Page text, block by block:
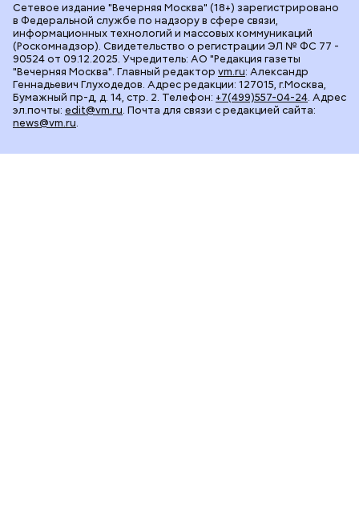
Сетевое издание "Вечерняя Москва" (18+) зарегистрировано
в Федеральной службе по надзору в сфере связи,
информационных технологий и массовых коммуникаций
(Роскомнадзор). Свидетельство о регистрации ЭЛ № ФС 77 -
90524 от 09.12.2025. Учредитель: АО "Редакция газеты
"Вечерняя Москва". Главный редактор vm.ru: Александр
Геннадьевич Глуходедов. Адрес редакции: 127015, г.Москва,
Бумажный пр-д, д. 14, стр. 2. Телефон: +7(499)557-04-24. Адрес
эл.почты: edit@vm.ru. Почта для связи с редакцией сайта:
news@vm.ru.